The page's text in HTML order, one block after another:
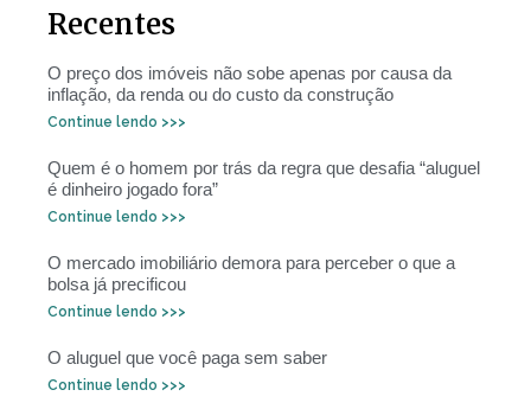
Recentes
O preço dos imóveis não sobe apenas por causa da
inflação, da renda ou do custo da construção
Continue lendo >>>
Quem é o homem por trás da regra que desafia “aluguel
é dinheiro jogado fora”
Continue lendo >>>
O mercado imobiliário demora para perceber o que a
bolsa já precificou
Continue lendo >>>
O aluguel que você paga sem saber
Continue lendo >>>